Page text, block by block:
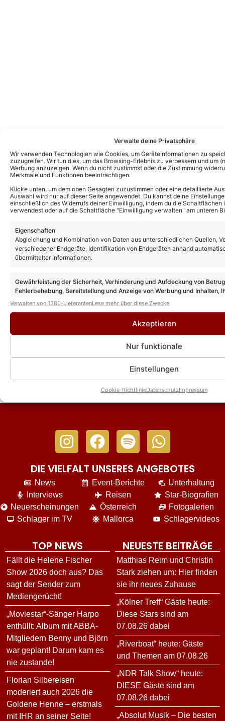
Verwalte deine Privatsphäre
Wir verwenden Technologien wie Cookies, um Geräteinformationen zu
zuzugreifen. Wir tun dies, um das Browsing-Erlebnis zu verbessern und um
Werbung anzuzeigen. Wenn du nicht zustimmst oder die Zustimmung
Merkmale und Funktionen beeinträchtigen.
Klicke unten, um dem oben Gesagten zuzustimmen oder eine detaillierte
Auswahl wird nur auf dieser Seite angewendet. Du kannst deine
einschließlich des Widerrufs deiner Einwilligung, indem du die
verwendest oder auf die Schaltfläche "Einwilligung verwalten" am unteren
Eigenschaften
Abgleichung und Kombination von Daten aus unterschiedlichen Quellen,
verschiedener Endgeräte, Identifikation von Endgeräten anhand
übermittelter Informationen.
Gewährleistung der Sicherheit, Verhinderung und Aufdeckung von
Fehlerbehebung, Bereitstellung und Anzeige von Werbung und Inhalten,
Entscheidungen zum Datenschutz speichern und übermitteln.
Verwalten von 1380-LieferantenLese mehr über diese Zwecke
Akzeptieren
Nur funktionale
Einstellungen
Cookie-RichtlinieDatenschutzImpressum
Das könnte Euch auch interessieren:
Mark Medlock – You Can Get It (New
Version) (Offizielles Musikvideo)
Mark Medlock legt DSDS-Hit „You Can Get
It“ neu auf – und feiert im August Debüt
bei Giovanni Zarrella!
Mark Medlock verrät, wie es zum
Comeback kam – und wie er sich während
seiner Auszeit verändert hat
Mark Medlock über TV-Comeback beim
DIE VIELFALT UNSERES ANGEBOTES
News
Interviews
Neuerscheinungen
Schlager im TV
Event-Berichte
Reisen
Österreich
Mallorca
Unterhaltung
Star-Biografien
Fotogalerien
Schlagervideos
TOP NEWS
Fällt die Helene Fischer
Show 2026 doch aus? Das
sagt der Sender zum
Mediengerücht!
„Moviestar“-Sänger Harpo
enthüllt: Album mit ABBA-
Mitgliedern Benny und Björn
war geplant! Darum kam es
nie zustande!
Florian Silbereisen
moderiert auch 2026 die
Goldene Henne – erstmals
mit IHR an seiner Seite!
NEUESTE BEITRÄGE
Matthias Reim und Christin
Stark ziehen um: Hier finden
sie ihr neues Zuhause
„Kölner Treff“ Gäste heute:
Diese Stars sind am
07.08.26 dabei
„Riverboat“ heute: Gäste
und Themen am 07.08.26
„NDR Talk Show“ heute:
DIESE Gäste sind am
07.08.26 dabei
„Absolut Musik – Die besten